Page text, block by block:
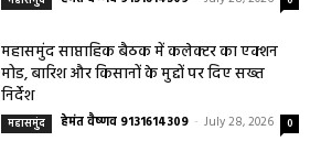
महासमुंद साप्ताहिक बैठक में कलेक्टर का एक्शन
मोड, बारिश और किसानों के मुद्दों पर दिए सख्त
निर्देश
महासमुंद हेमंत वैष्णव 9131614309 - July 28, 2026 0